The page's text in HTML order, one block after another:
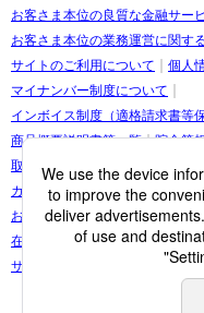
お客さま本位の良質な金融サー
お客さま本位の業務運営に関す
サイトのご利用について
個人
マイナンバー制度について
インボイス制度（適格請求書等
商品概要説明書等一覧
貯金等
取引時確認等に関するお願い
カスタマーハラスメントに関す
お客さまに関する情報の取り扱
在留カード・在留期間の情報更
サイトマップ
(C)